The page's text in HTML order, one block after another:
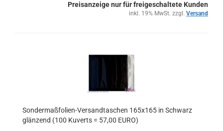
Preisanzeige nur für freigeschaltete Kunden
inkl. 19% MwSt. zzgl. Versand
Sondermaßfolien-Versandtaschen 165x165 in Schwarz
glänzend (100 Kuverts = 57,00 EURO)